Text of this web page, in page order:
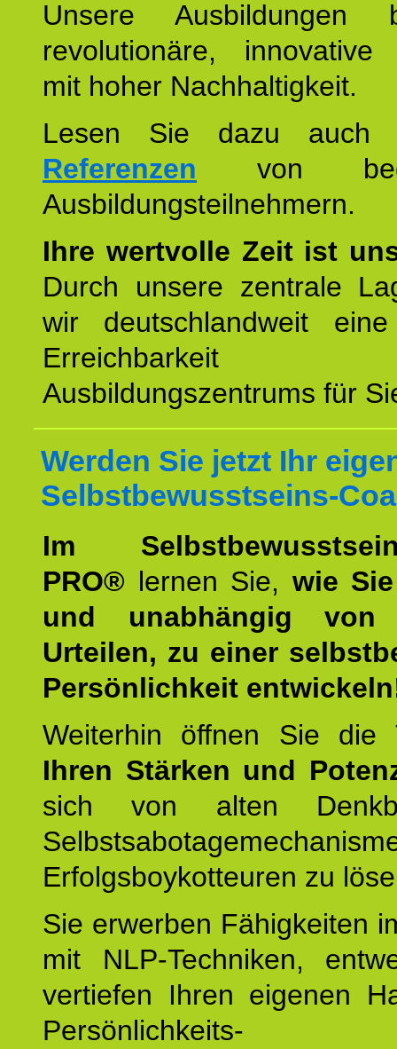
Unsere Ausbildungen
revolutionäre, innovative
mit hoher Nachhaltigkeit.
Lesen Sie dazu
Referenzen von
Ausbildungsteilnehmern.
Ihre wertvolle Zeit ist
Durch unsere zentrale
wir deutschlandweit
Erreichbarkeit
Ausbildungszentrums für
Werden Sie jetzt Ihr
Selbstbewusstseins-
Im
PRO® lernen Sie, wie
und unabhängig von
Urteilen, zu einer
Persönlichkeit
Weiterhin öffnen Sie
Ihren Stärken und
sich von alten
Erfolgsboykotteuren zu
Sie erwerben Fähigkeiten
mit NLP-Techniken,
vertiefen Ihren eigenen